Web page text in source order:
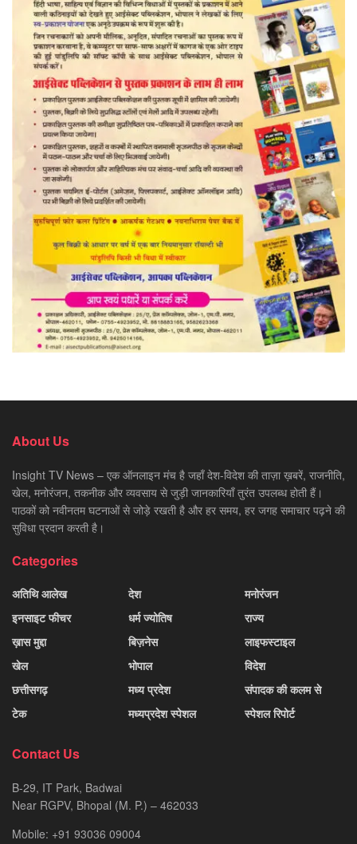
About Us
Insight TV News – एक ऑनलाइन मंच है जहाँ देश-विदेश की ताज़ा ख़बरें, राजनीति,
खेल, मनोरंजन, तकनीक और व्यवसाय से जुड़ी जानकारियाँ तुरंत उपलब्ध होती हैं।
पाठकों को नवीनतम घटनाओं से जोड़े रखती है और हर समय, हर जगह समाचार पढ़ने की
सुविधा प्रदान करती है।
Categories
अतिथि आलेख
इनसाइट फीचर
ख़ास मुद्दा
खेल
छत्तीसगढ़
टेक
देश
धर्म ज्योतिष
बिज़नेस
भोपाल
मध्य प्रदेश
मध्यप्रदेश स्पेशल
मनोरंजन
राज्य
लाइफस्टाइल
विदेश
संपादक की कलम से
स्पेशल रिपोर्ट
Contact Us
B-29, IT Park, Badwai
Near RGPV, Bhopal (M. P.) – 462033
Mobile: +91 93036 09004